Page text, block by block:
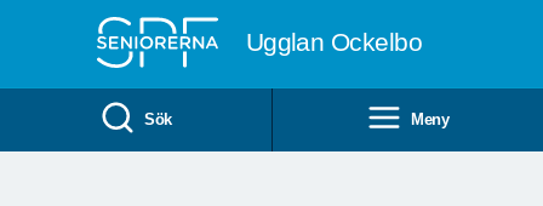
Ugglan Ockelbo
Sök Meny